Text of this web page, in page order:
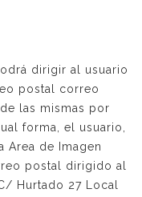
dirigir al usuario
postal correo
las mismas por
forma, el usuario,
Area de Imagen
postal dirigido al
Hurtado 27 Local